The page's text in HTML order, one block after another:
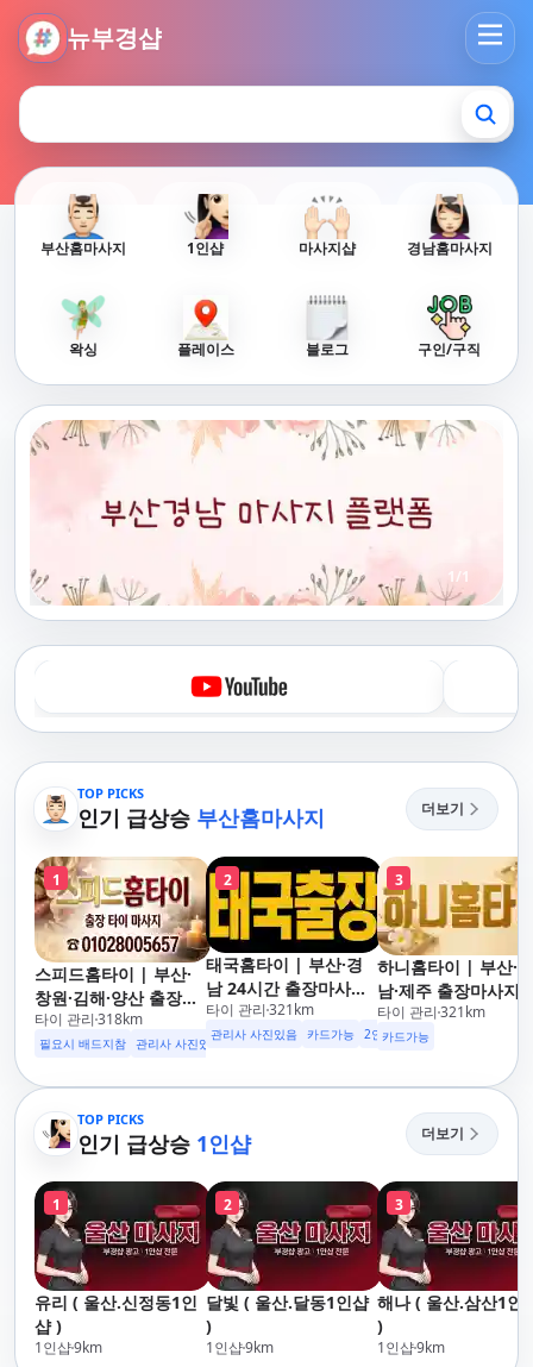
뉴부경샵
뉴부경샵 - 부산 마사지 사이트 부산마사지 부산홈타이 부산출
부산홈마사지 1인샵 마사지샵 경남홈마사지
왁싱 플레이스 블로그 구인/구직
1 /1
TOP PICKS
인기 급상승 부산홈마사지 더보기
1
스피드홈타이 | 부산·
창원·김해·양산 출장마
사지 홈케어 24시 카드
가능 해운대,사상,광안
지,민락,수영,동래,남
산,구서,연산,서면,재
송,센텀,송도,자갈치,하
동,마린시티,송정,기장,
정관,일광,망미,토곡,시
청,양정,초량,사직,온
천,미남,만덕,괴정,학
장,금사,서동,반여,반
송,명륜,남천,대연,문
현,부전,개금,가야,주
례,괘법,학장,강서,신
타이 관리 318km
필요시 배드지참 관리사 사진있음
2
태국홈타이 | 부산·경
남 24시간 출장마사지
후불제/해운대,사상,광
안리,남포동,구포,덕천,
산,구서,연산,서면,재
단,다대포,범일,범천,우
동,마린시티,송정,기장,
정관,일광,망미,토곡,시
청,양정,초량,사직,온
천,미남,만덕,괴정,학
장,금사,서동,반여,반
송,명륜,남천,대연,문
현,부전,개금,가야,주
례,괘법,학장,강서,신
호,서구,암남
타이 관리 321km
관리사 사진있음 카드가능 2인이상 할인
3
하니홈타이 | 부산·경
남·제주 출장마사지
이·아로마 전문
타이 관리 321km
카드가능
TOP PICKS
인기 급상승 1인샵 더보기
1
유리 ( 울산.신정동1인
샵 )
1인샵9km
2
달빛 ( 울산.달동1인샵
)
1인샵9km
3
해나 ( 울산.삼산1인
)
1인샵9km